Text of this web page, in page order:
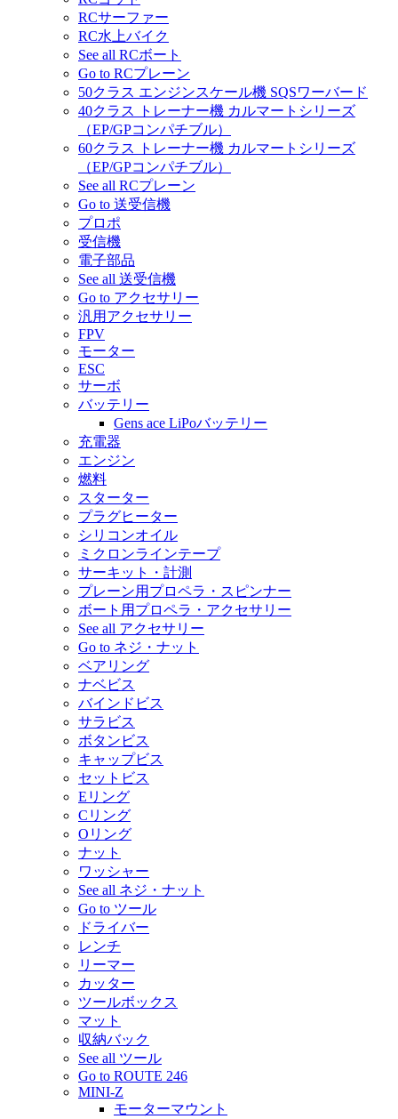
RCサーファー
RC水上バイク
See all RCボート
Go to RCプレーン
50クラス エンジンスケール機 SQSワーバード
40クラス トレーナー機 カルマートシリーズ
（EP/GPコンパチブル）
60クラス トレーナー機 カルマートシリーズ
（EP/GPコンパチブル）
See all RCプレーン
Go to 送受信機
プロポ
受信機
電子部品
See all 送受信機
Go to アクセサリー
汎用アクセサリー
FPV
モーター
ESC
サーボ
バッテリー
Gens ace LiPoバッテリー
充電器
エンジン
燃料
スターター
プラグヒーター
シリコンオイル
ミクロンラインテープ
サーキット・計測
プレーン用プロペラ・スピンナー
ボート用プロペラ・アクセサリー
See all アクセサリー
Go to ネジ・ナット
ベアリング
ナベビス
バインドビス
サラビス
ボタンビス
キャップビス
セットビス
Eリング
Cリング
Oリング
ナット
ワッシャー
See all ネジ・ナット
Go to ツール
ドライバー
レンチ
リーマー
カッター
ツールボックス
マット
収納バック
See all ツール
Go to ROUTE 246
MINI-Z
モーターマウント